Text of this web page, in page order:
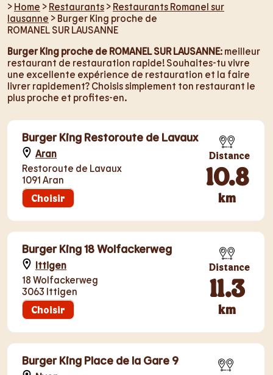
> Home > Restaurants > Restaurants Romanel sur
lausanne > Burger King proche de
ROMANEL SUR LAUSANNE
Burger King proche de ROMANEL SUR LAUSANNE: meilleur
restaurant de restauration rapide! Souhaites-tu vivre
une excellente expérience de restauration et la faire
livrer rapidement? Choisis simplement ton restaurant le
plus proche et profites-en.
Burger King Restoroute de Lavaux
Aran
Restoroute de Lavaux
1091 Aran
Choisir
Distance
10.8
km
Burger King 18 Wolfackerweg
Ittigen
18 Wolfackerweg
3063 Ittigen
Choisir
Distance
11.3
km
Burger King Place de la Gare 9